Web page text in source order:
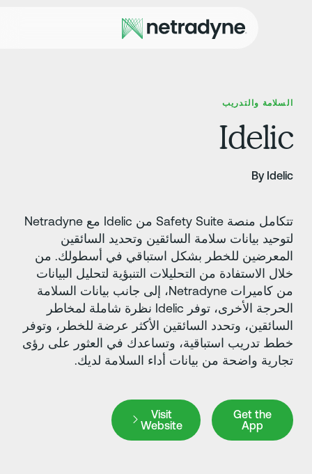
والتدريب
By
تتكامل منصة Safety Suite من Idelic مع Netradyne
بيانات سلامة السائقين وتحديد السائقين
للخطر بشكل استباقي في أسطولك. من
الاستفادة من التحليلات التنبؤية لتحليل البيانات
من كاميرات Netradyne، إلى جانب بيانات السلامة
الحرجة الأخرى، توفر Idelic نظرة شاملة لمخاطر
وتحدد السائقين الأكثر عرضة للخطر، وتوفر
تدريب استباقية، وتساعدك في العثور على رؤى
واضحة من بيانات أداء السلامة لديك.
Get the
Get the
Website
Visit Website